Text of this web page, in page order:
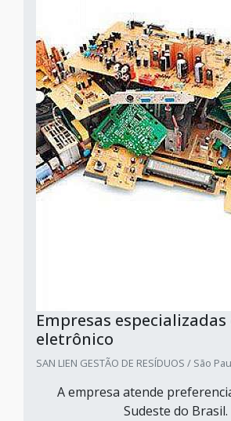
Empresas
eletrônico
SAN LIEN GESTÃO DE RESÍDUOS / São
A empresa atende
Sudeste do Brasil.